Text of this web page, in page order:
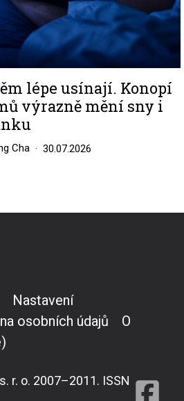
lépe usínají. Konopí
výrazně mění sny i
Cha 30.07.2026
Nastavení
osobních údajů
O
r. o. 2007–2011. ISSN